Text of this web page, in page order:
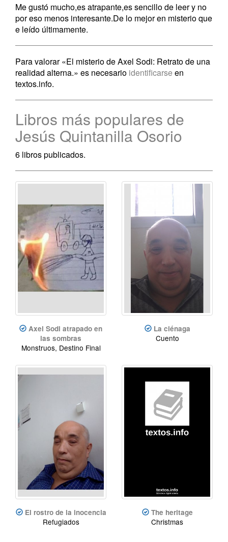
Me gustó mucho,es atrapante,es sencillo de leer y no
por eso menos interesante.De lo mejor en misterio que
e leído últimamente.
Para valorar «El misterio de Axel Sodi: Retrato de una
realidad alterna.» es necesario identificarse en
textos.info.
Libros más populares de
Jesús Quintanilla Osorio
6 libros publicados.
Axel Sodi atrapado en
las sombras
Monstruos, Destino Final
La ciénaga
Cuento
El rostro de la inocencia
Refugiados
The heritage
Christmas